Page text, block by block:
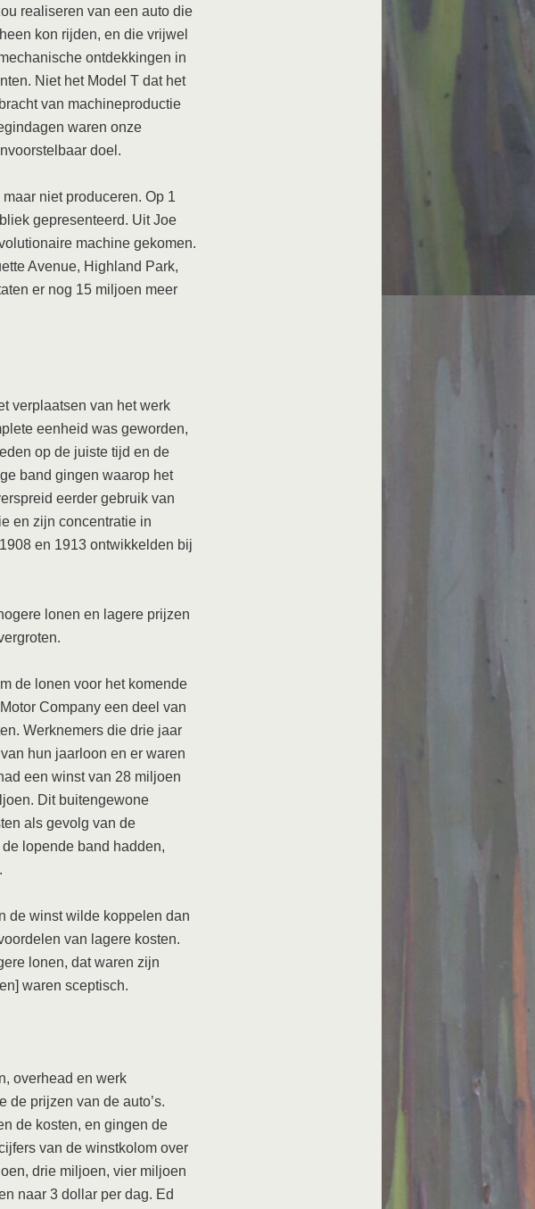
realiseren van een auto die
kon rijden, en die vrijwel
ontdekkingen in
Niet het Model T dat het
van machineproductie
waren onze
doel.
niet produceren. Op 1
gepresenteerd. Uit Joe
machine gekomen.
Avenue, Highland Park,
er nog 15 miljoen meer
verplaatsen van het werk
eenheid was geworden,
op de juiste tijd en de
band gingen waarop het
eerder gebruik van
en zijn concentratie in
en 1913 ontwikkelden bij
lonen en lagere prijzen
de lonen voor het komende
Company een deel van
Werknemers die drie jaar
hun jaarloon en er waren
een winst van 28 miljoen
Dit buitengewone
als gevolg van de
lopende band hadden,
de winst wilde koppelen dan
van lagere kosten.
lonen, dat waren zijn
waren sceptisch.
overhead en werk
de prijzen van de auto’s.
de kosten, en gingen de
van de winstkolom over
drie miljoen, vier miljoen
naar 3 dollar per dag. Ed